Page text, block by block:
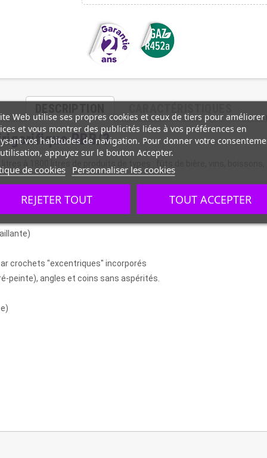
RBB/3
à 1800 litres de produits de types : fûts de bière, vins,
crochets "excentriques" incorporés
peinte), angles et coins sans aspérités.
Web utilise ses propres cookies et ceux de tiers pour améliorer
et vous montrer des publicités liées à vos préférences en
vos habitudes de navigation. Pour donner votre
appuyez sur le bouton Accepter.
de cookies Personnaliser les cookies
REJETER TOUT TOUT ACCEPTER